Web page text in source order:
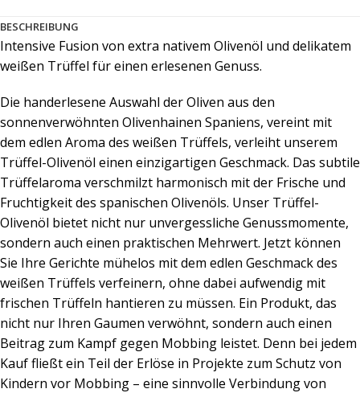
BESCHREIBUNG
Intensive Fusion von extra nativem Olivenöl und delikatem
weißen Trüffel für einen erlesenen Genuss.
Die handerlesene Auswahl der Oliven aus den
sonnenverwöhnten Olivenhainen Spaniens, vereint mit
dem edlen Aroma des weißen Trüffels, verleiht unserem
Trüffel-Olivenöl einen einzigartigen Geschmack. Das subtile
Trüffelaroma verschmilzt harmonisch mit der Frische und
Fruchtigkeit des spanischen Olivenöls. Unser Trüffel-
Olivenöl bietet nicht nur unvergessliche Genussmomente,
sondern auch einen praktischen Mehrwert. Jetzt können
Sie Ihre Gerichte mühelos mit dem edlen Geschmack des
weißen Trüffels verfeinern, ohne dabei aufwendig mit
frischen Trüffeln hantieren zu müssen. Ein Produkt, das
nicht nur Ihren Gaumen verwöhnt, sondern auch einen
Beitrag zum Kampf gegen Mobbing leistet. Denn bei jedem
Kauf fließt ein Teil der Erlöse in Projekte zum Schutz von
Kindern vor Mobbing – eine sinnvolle Verbindung von